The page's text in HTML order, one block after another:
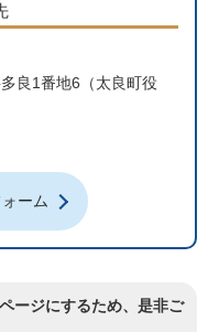
良1番地6（太良町役
ーム
ージにするため、是非ご